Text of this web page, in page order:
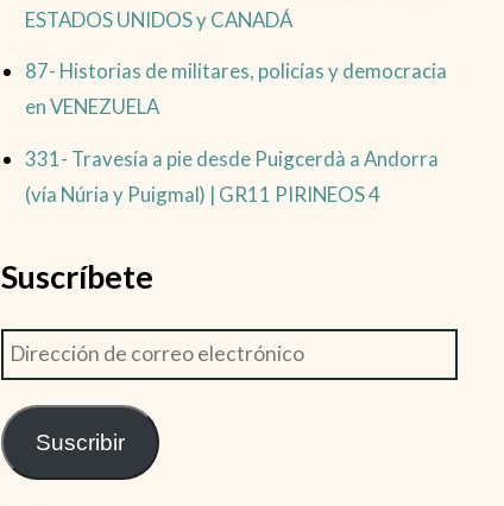
ESTADOS UNIDOS y CANADÁ
87- Historias de militares, policías y democracia
en VENEZUELA
331- Travesía a pie desde Puigcerdà a Andorra
(vía Núria y Puigmal) | GR11 PIRINEOS 4
Suscríbete
Suscribir